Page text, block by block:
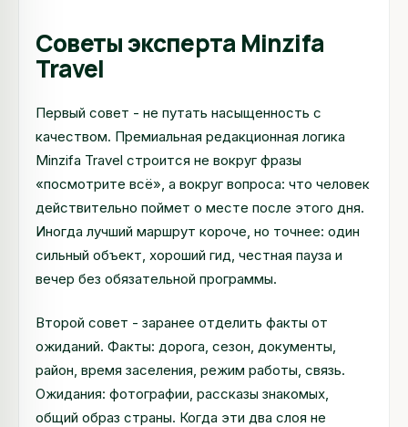
Советы эксперта Minzifa
Travel
Первый совет - не путать насыщенность с
качеством. Премиальная редакционная логика
Minzifa Travel строится не вокруг фразы
«посмотрите всё», а вокруг вопроса: что человек
действительно поймет о месте после этого дня.
Иногда лучший маршрут короче, но точнее: один
сильный объект, хороший гид, честная пауза и
вечер без обязательной программы.
Второй совет - заранее отделить факты от
ожиданий. Факты: дорога, сезон, документы,
район, время заселения, режим работы, связь.
Ожидания: фотографии, рассказы знакомых,
общий образ страны. Когда эти два слоя не